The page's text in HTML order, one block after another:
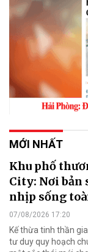
MỚI NHẤT
Khu phố
City: Nơi bản
nhịp sống
07/08/2026 17:20
Kế thừa tinh thần
tư duy quy hoạch